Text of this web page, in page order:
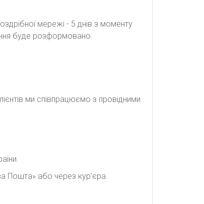
мережі - 5 днів з моменту
буде розформовано.
ми співпрацюємо з провідними
Пошта» або через кур'єра.